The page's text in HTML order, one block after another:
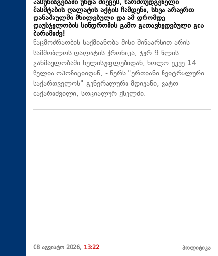
პასუხისგებაში უნდა მიეცეს, წარმოუდგენელი
მასშტაბის ღალატის აქტის ჩამდენი, სხვა არაერთ
დანაშაულში მხილებული და ამ დრომდე
დაუსჯელობის სინდრომის გამო გათავხედებული გია
ბარამიძე!
ნაცმოძრაობის საქმიანობა მისი შინაარსით არის
სამშობლოს ღალატის ქრონიკა, ჯერ 9 წლის
განმავლობაში ხელისუფლებიდან, ხოლო უკვე 14
წელია ოპოზიციიდან, - წერს "ერთიანი ნეიტრალური
საქართველოს" გენერალური მდივანი, ვატო
შაქარიშვილი, სოციალურ ქსელში.
08 აგვისტო 2026, 13:22 პოლიტიკა